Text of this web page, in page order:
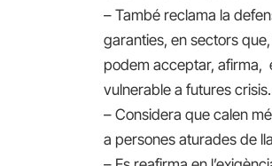
– També reclama la
garanties, en sectors
podem acceptar, afirma,
vulnerable a futures crisis.
– Considera que calen
a persones aturades de